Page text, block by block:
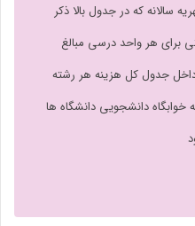
سالانه که در جدول بالا ذکر
هر واحد درسی مبالغ
داخل جدول کل هزینه هر رشته
دانشجویی دانشگاه ها